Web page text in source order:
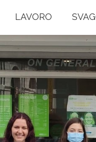
LAVORO